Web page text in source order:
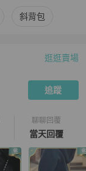
斜背包
介紹
逛逛賣場
追蹤
聊聊回覆
當天回覆